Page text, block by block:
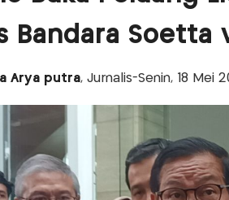
Bandara Soetta
Arya putra, Jurnalis-Senin, 18 Mei